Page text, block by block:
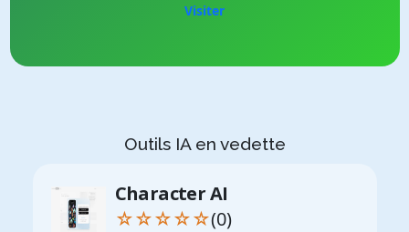
Visiter
Outils IA en vedette
Character AI
☆☆☆☆☆(0)